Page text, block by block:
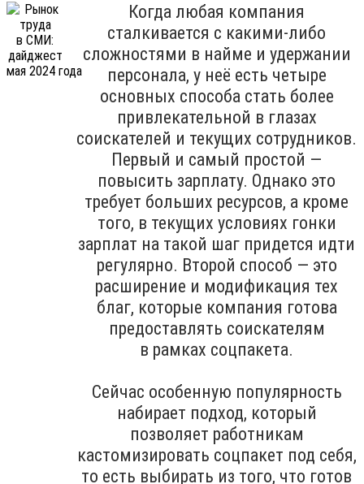
Когда любая компания
сталкивается с какими-либо
сложностями в найме и удержании
персонала, у неё есть четыре
основных способа стать более
привлекательной в глазах
соискателей и текущих сотрудников.
Первый и самый простой —
повысить зарплату. Однако это
требует больших ресурсов, а кроме
того, в текущих условиях гонки
зарплат на такой шаг придется идти
регулярно. Второй способ — это
расширение и модификация тех
благ, которые компания готова
предоставлять соискателям
в рамках соцпакета.
Сейчас особенную популярность
набирает подход, который
позволяет работникам
кастомизировать соцпакет под себя,
то есть выбирать из того, что готов